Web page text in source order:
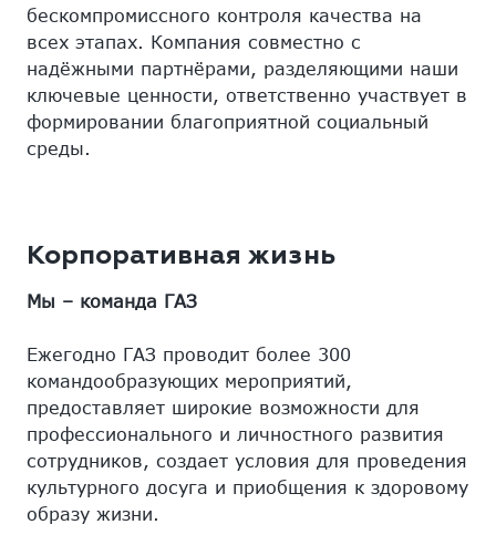
бескомпромиссного контроля качества на
всех этапах. Компания совместно с
надёжными партнёрами, разделяющими наши
ключевые ценности, ответственно участвует в
формировании благоприятной социальный
среды.
Корпоративная жизнь
Мы – команда ГАЗ
Ежегодно ГАЗ проводит более 300
командообразующих мероприятий,
предоставляет широкие возможности для
профессионального и личностного развития
сотрудников, создает условия для проведения
культурного досуга и приобщения к здоровому
образу жизни.